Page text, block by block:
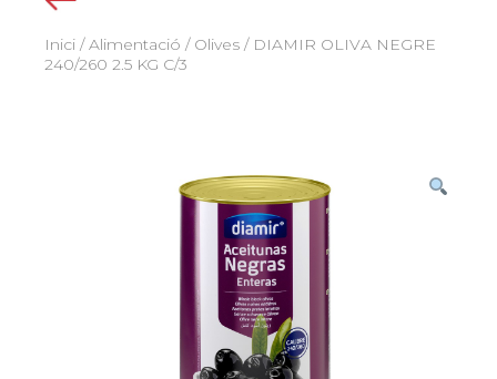
Inici /Alimentació / Olives / DIAMIR OLIVA NEGRE
240/260 2.5 KG C/3